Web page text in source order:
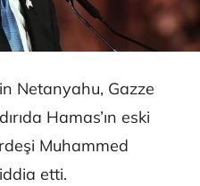
Netanyahu, Gazze
Hamas’ın eski
Muhammed
etti.